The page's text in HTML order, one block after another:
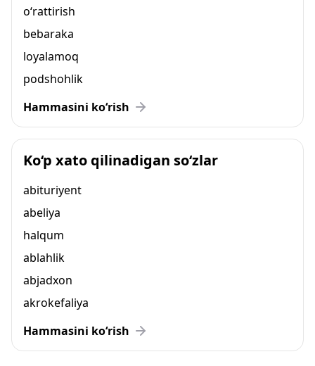
o‘rattirish
bebaraka
loyalamoq
podshohlik
Hammasini ko‘rish
Ko‘p xato qilinadigan so‘zlar
abituriyent
abeliya
halqum
ablahlik
abjadxon
akrokefaliya
Hammasini ko‘rish